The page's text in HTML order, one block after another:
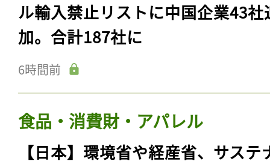
ル輸入禁止リストに中国企業43社
加。合計187社に
6時間前
食品・消費財・アパレル
【日本】環境省や経産省、サステ